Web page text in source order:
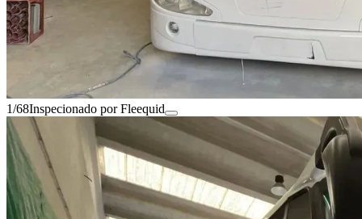
1/68Inspecionado por Fleequid